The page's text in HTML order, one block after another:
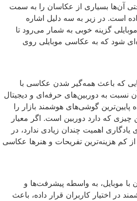
آن‌ها بسیاری از عکاسان را به سمت
است. در زیر به سه دلیل اشاره
گزینه خوبی به شمار می‌رود تا
شود که به عکاسی موبایلی روی
که باعث همه‌گیر شدن عکاسی با
نسبت به دوربین‌های حرفه‌ای و دیجیتال
گوشی‌های هوشمند بازار را
چیزی که دارد دوربین است. اگر معیار
اهمیت چندان زیادی ندارد، در
کم هزینه‌ترین تفریحات و هنرها عکاسی
موبایل، به واسطه پیشرفت‌ها و
در اختیار کاربران قرار داده، باعث